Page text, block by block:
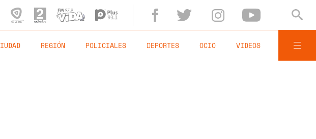
REGIÓN POLICIALES DEPORTES OCIO VIDEOS